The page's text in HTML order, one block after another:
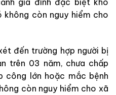
gia đình đặc biệt khó
còn nguy hiểm cho
đến trường hợp người bị
trên 03 năm, chưa chấp
công lớn hoặc mắc bệnh
còn nguy hiểm cho xã